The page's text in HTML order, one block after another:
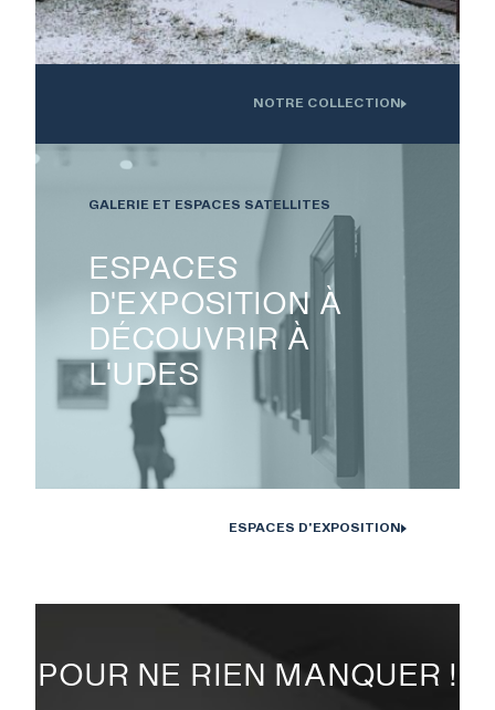
Oeuvre installée devant l'Institution interdisciplinaire d'innovation
NOTRE COLLECTION
ESPACES
D'EXPOSITION À
DÉCOUVRIR À
L'UDES
GALERIE ET ESPACES SATELLITES
ESPACES D'EXPOSITION
POUR NE RIEN MANQUER !